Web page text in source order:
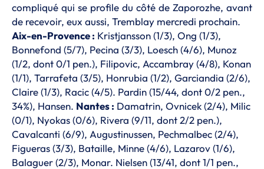
compliqué qui se profile du côté de Zaporozhe, avant
de recevoir, eux aussi, Tremblay mercredi prochain.
Aix-en-Provence : Kristjansson (1/3), Ong (1/3),
Bonnefond (5/7), Pecina (3/3), Loesch (4/6), Munoz
(1/2, dont 0/1 pen.), Filipovic, Accambray (4/8), Konan
(1/1), Tarrafeta (3/5), Honrubia (1/2), Garciandia (2/6),
Claire (1/3), Racic (4/5). Pardin (15/44, dont 0/2 pen.,
34%), Hansen. Nantes : Damatrin, Ovnicek (2/4), Milic
(0/1), Nyokas (0/6), Rivera (9/11, dont 2/2 pen.),
Cavalcanti (6/9), Augustinussen, Pechmalbec (2/4),
Figueras (3/3), Bataille, Minne (4/6), Lazarov (1/6),
Balaguer (2/3), Monar. Nielsen (13/41, dont 1/1 pen.,